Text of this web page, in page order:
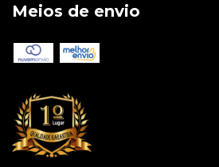
Meios de envio